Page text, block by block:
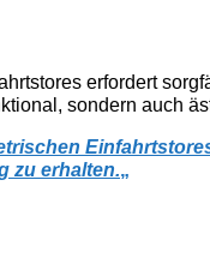
erfordert
sondern auch
zu erhalten.„